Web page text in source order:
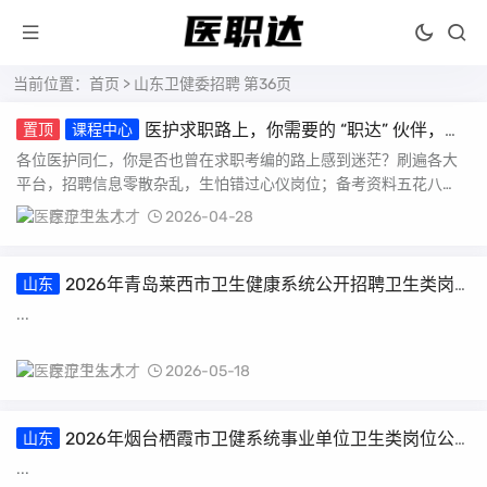
当前位置： 首页 > 山东卫健委招聘 第36页
置顶 课程中心
医护求职路上，你需要的 “职达” 伙伴，我
们来了！
各位医护同仁，你是否也曾在求职考编的路上感到迷茫？刷遍各大
平台，招聘信息零散杂乱，生怕错过心仪岗位；备考资料五花八
门，找不到系统的复习方...
医疗卫生人才 2026-04-28
山东
2026年青岛莱西市卫生健康系统公开招聘卫生类岗
...
医疗卫生人才 2026-05-18
山东
2026年烟台栖霞市卫健系统事业单位卫生类岗位公
...